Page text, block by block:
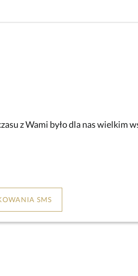
z Wami było dla nas wielkim
SMS